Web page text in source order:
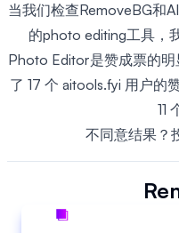
当我们检查RemoveBG和
的photo editing工具，
Photo Editor是赞成票的
了 17 个 aitools.fyi 用户的
11
不同意结果？